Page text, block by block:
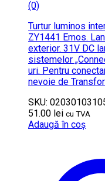
(0)
Turtur luminos
ZY1441 Emos.
exterior. 31V DC
sistemelor
uri. Pentru
nevoie de
SKU:
51.00 lei cu TVA
Adaugă în coș